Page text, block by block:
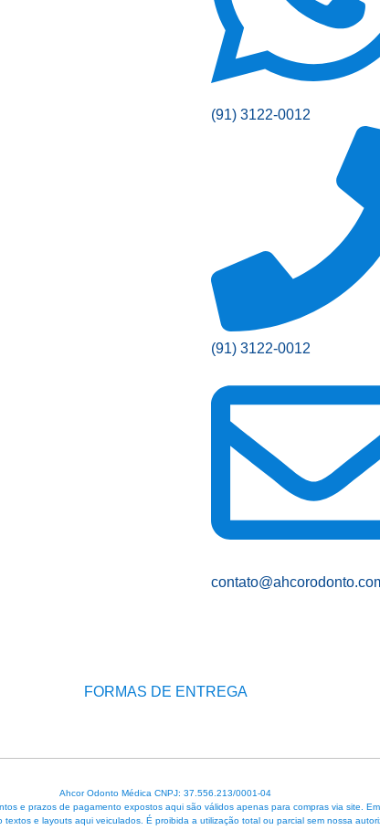
(91) 3122-0012
(91) 3122-0012
FORMAS DE ENTREGA
Ahcor Odonto Médica CNPJ: 37.556.213/0001-04
e prazos de pagamento expostos aqui são válidos apenas para compras via site.
e layouts aqui veiculados. É proibida a utilização total ou parcial sem nossa